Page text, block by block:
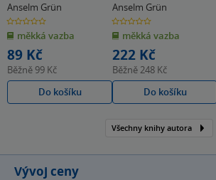
Anselm Grün
0.0
z
5
hvězdiček
měkká vazba
89 Kč
Běžně 99 Kč
Do košíku
Anselm Grün
0.0
z
5
hvězdiček
měkká vazba
222 Kč
Běžně248 Kč
Do košíku
Všechny knihy autora
Vývoj ceny